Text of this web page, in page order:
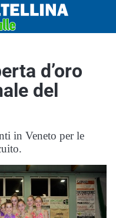
d’oro
del
in Veneto per le